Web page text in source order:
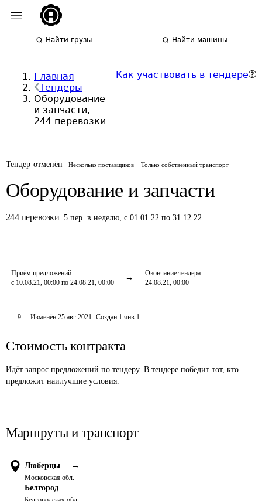
Найти грузы Найти машины
Главная
Тендеры
Оборудование
и запчасти,
244 перевозки
Как участвовать в тендере
Тендер отменён Несколько поставщиков Только собственный транспорт
Оборудование и запчасти
244 перевозки 5 пер. в неделю,с 01.01.22 по 31.12.22
Приём предложений
с 10.08.21, 00:00 по 24.08.21, 00:00
Окончание тендера
24.08.21, 00:00
9 Изменён 25 авг 2021. Создан 1 янв 1
Стоимость контракта
Идёт запрос предложений по тендеру. В тендере победит тот, кто
предложит наилучшие условия.
Маршруты и транспорт
Люберцы →
Московская обл.
Белгород